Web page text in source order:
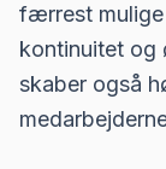
færrest mulige
kontinuitet og
skaber også